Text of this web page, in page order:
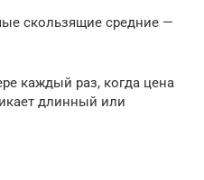
скользящие средние —
каждый раз, когда цена
длинный или